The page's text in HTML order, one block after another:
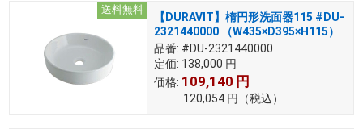
送料無料
【DURAVIT】楕円形洗面器115 #DU-
2321440000 （W435×D395×H115）
品番: #DU-2321440000
定価: 138,000円
価格: 109,140 円
120,054 円 （税込）